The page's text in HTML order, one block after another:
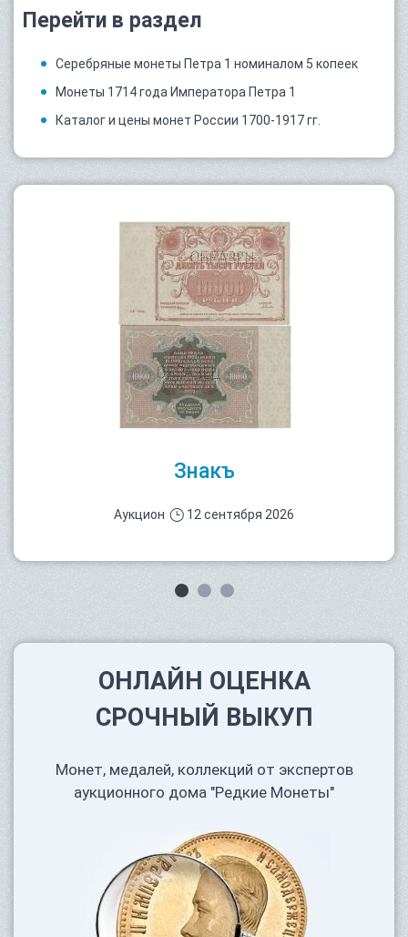
Перейти в раздел
Серебряные монеты Петра 1 номиналом 5 копеек
Монеты 1714 года Императора Петра 1
Каталог и цены монет России 1700-1917 гг.
Знакъ
Аукцион 12 сентября 2026
ОНЛАЙН ОЦЕНКА
СРОЧНЫЙ ВЫКУП
Монет, медалей, коллекций от экспертов
аукционного дома "Редкие Монеты"